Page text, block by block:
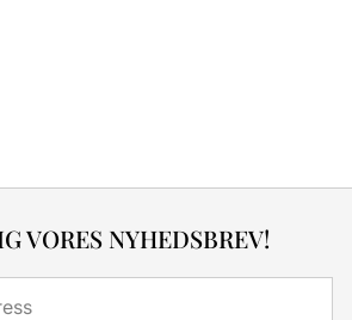
VORES NYHEDSBREV!